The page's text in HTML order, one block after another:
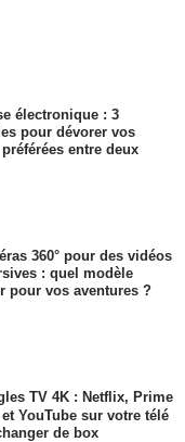
électronique : 3
pour dévorer vos
entre deux
360° pour des vidéos
: quel modèle
pour vos aventures ?
TV 4K : Netflix, Prime
YouTube sur votre télé
de box